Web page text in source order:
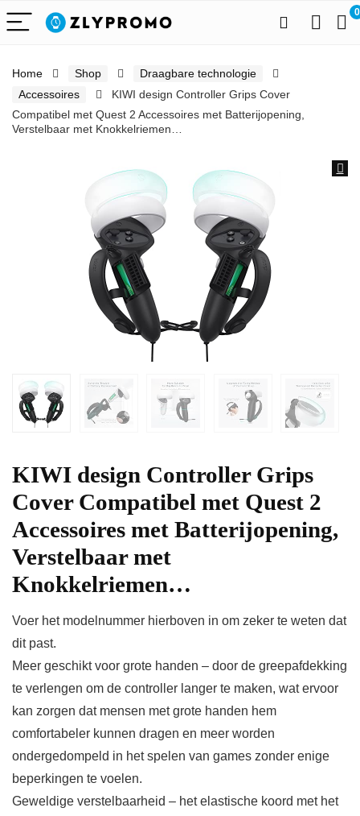
0
Home Shop
Draagbare technologie
Accessoires
KIWI design Controller Grips Cover
Compatibel met Quest 2 Accessoires met Batterijopening,
Verstelbaar met Knokkelriemen…
KIWI design Controller Grips
Cover Compatibel met Quest 2
Accessoires met Batterijopening,
Verstelbaar met
Knokkelriemen…
Voer het modelnummer hierboven in om zeker te weten dat
dit past.
Meer geschikt voor grote handen – door de greepafdekking
te verlengen om de controller langer te maken, wat ervoor
kan zorgen dat mensen met grote handen hem
comfortabeler kunnen dragen en meer worden
ondergedompeld in het spelen van games zonder enige
beperkingen te voelen.
Geweldige verstelbaarheid – het elastische koord met het